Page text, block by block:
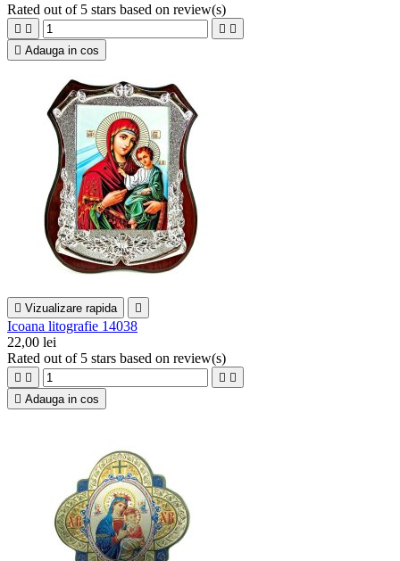
Rated out of 5 stars based on review(s)
   
 Adauga in cos
 Vizualizare rapida 
Icoana litografie 14038
22,00 lei
Rated out of 5 stars based on review(s)
   
 Adauga in cos